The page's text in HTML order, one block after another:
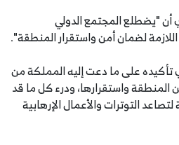
"يضطلع المجتمع الدولي
اللازمة لضمان أمن واستقرار المنطقة".
على ما دعت إليه المملكة من
واستقرارها، ودرء كل ما قد
التوترات والأعمال الإرهابية